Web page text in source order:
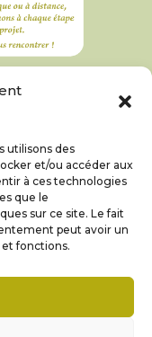
utilisons des
et/ou accéder aux
à ces technologies
que le
sur ce site. Le fait
peut avoir un
fonctions.
légales et